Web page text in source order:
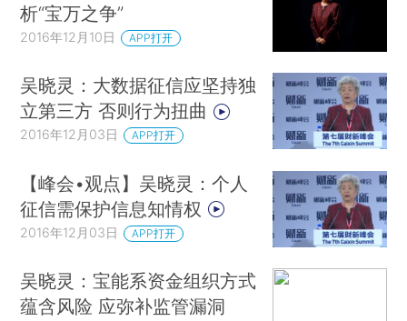
析“宝万之争”
2016年12月10日 APP打开
吴晓灵：大数据征信应坚持独
立第三方 否则行为扭曲
2016年12月03日 APP打开
【峰会•观点】吴晓灵：个人
征信需保护信息知情权
2016年12月03日 APP打开
吴晓灵：宝能系资金组织方式
蕴含风险 应弥补监管漏洞